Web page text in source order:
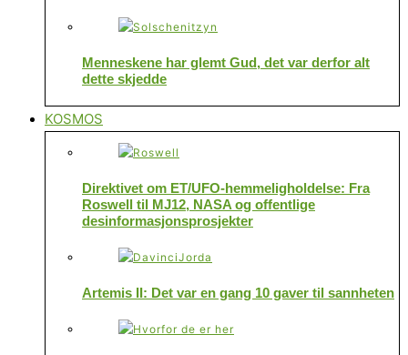
Menneskene har glemt Gud, det var derfor alt
dette skjedde
KOSMOS
Direktivet om ET/UFO-hemmeligholdelse: Fra
Roswell til MJ12, NASA og offentlige
desinformasjonsprosjekter
Artemis II: Det var en gang 10 gaver til sannheten